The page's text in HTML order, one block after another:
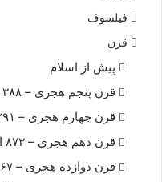
فیلسوف
قرن
پیش از اسلام
قرن پنجم هجری – ۳۸۸ الی ۴۸۵ شمسی
قرن چهارم هجری – ۲۹۱ الی ۳۸۸ شمسی
قرن دهم هجری – ۸۷۳ الی ۹۷۰ شمسی
قرن دوازده هجری – ۱۰۶۷ الی ۱۱۶۴ شمسی